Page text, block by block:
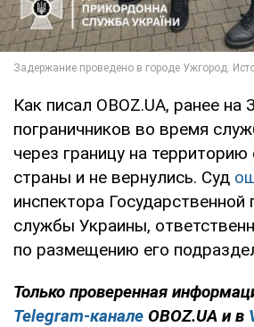
Как писал OBOZ.UA, ранее на
пограничников во время
через границу на территорию
страны и не вернулись. Суд
инспектора Государственной
службы Украины,
по размещению его
Только проверенная
Telegram-канале OBOZ.UA и в